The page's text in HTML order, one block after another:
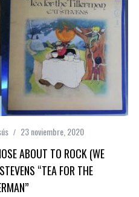
23 noviembre, 2020
ABOUT TO ROCK (WE
“TEA FOR THE